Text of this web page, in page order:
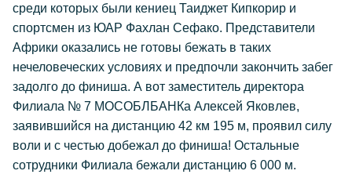
среди которых были кениец Таиджет Кипкорир и
спортсмен из ЮАР Фахлан Сефако. Представители
Африки оказались не готовы бежать в таких
нечеловеческих условиях и предпочли закончить забег
задолго до финиша. А вот заместитель директора
Филиала № 7 МОСОБЛБАНКа Алексей Яковлев,
заявившийся на дистанцию 42 км 195 м, проявил силу
воли и с честью добежал до финиша! Остальные
сотрудники Филиала бежали дистанцию 6 000 м.